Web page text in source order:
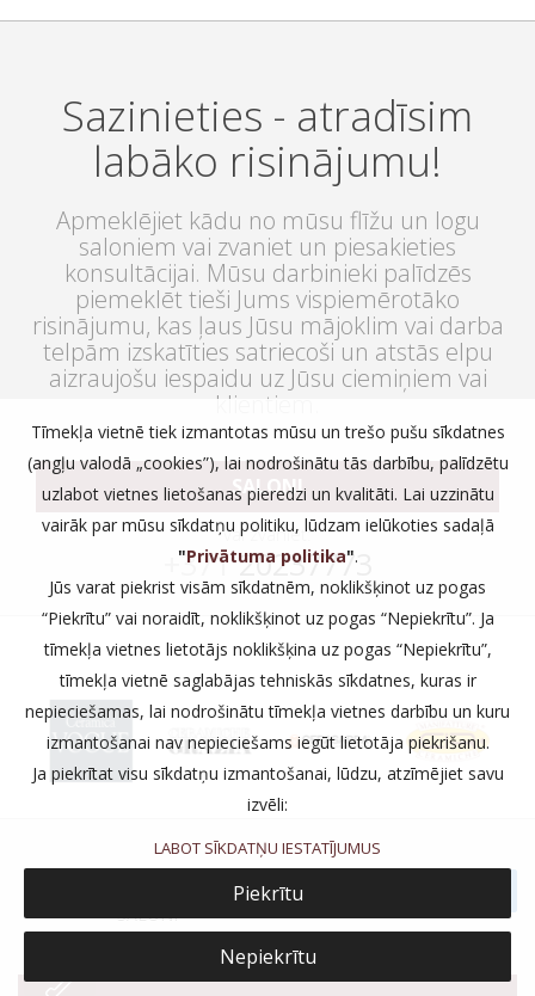
Sazinieties - atradīsim
labāko risinājumu!
Apmeklējiet kādu no mūsu flīžu un logu
saloniem vai zvaniet un piesakieties
konsultācijai. Mūsu darbinieki palīdzēs
piemeklēt tieši Jums vispiemērotāko
risinājumu, kas ļaus Jūsu mājoklim vai darba
telpām izskatīties satriecoši un atstās elpu
aizraujošu iespaidu uz Jūsu ciemiņiem vai
klientiem.
SALONI
vai zvaniet:
+37120237773
SALONI
Tīmekļa vietnē tiek izmantotas mūsu un trešo pušu sīkdatnes
(angļu valodā „cookies”), lai nodrošinātu tās darbību, palīdzētu
uzlabot vietnes lietošanas pieredzi un kvalitāti. Lai uzzinātu
vairāk par mūsu sīkdatņu politiku, lūdzam ielūkoties sadaļā
"Privātuma politika".
Jūs varat piekrist visām sīkdatnēm, noklikšķinot uz pogas
“Piekrītu” vai noraidīt, noklikšķinot uz pogas “Nepiekrītu”. Ja
tīmekļa vietnes lietotājs noklikšķina uz pogas “Nepiekrītu”,
tīmekļa vietnē saglabājas tehniskās sīkdatnes, kuras ir
nepieciešamas, lai nodrošinātu tīmekļa vietnes darbību un kuru
izmantošanai nav nepieciešams iegūt lietotāja piekrišanu.
Ja piekrītat visu sīkdatņu izmantošanai, lūdzu, atzīmējiet savu
izvēli:
LABOT SĪKDATŅU IESTATĪJUMUS
Piekrītu
Nepiekrītu